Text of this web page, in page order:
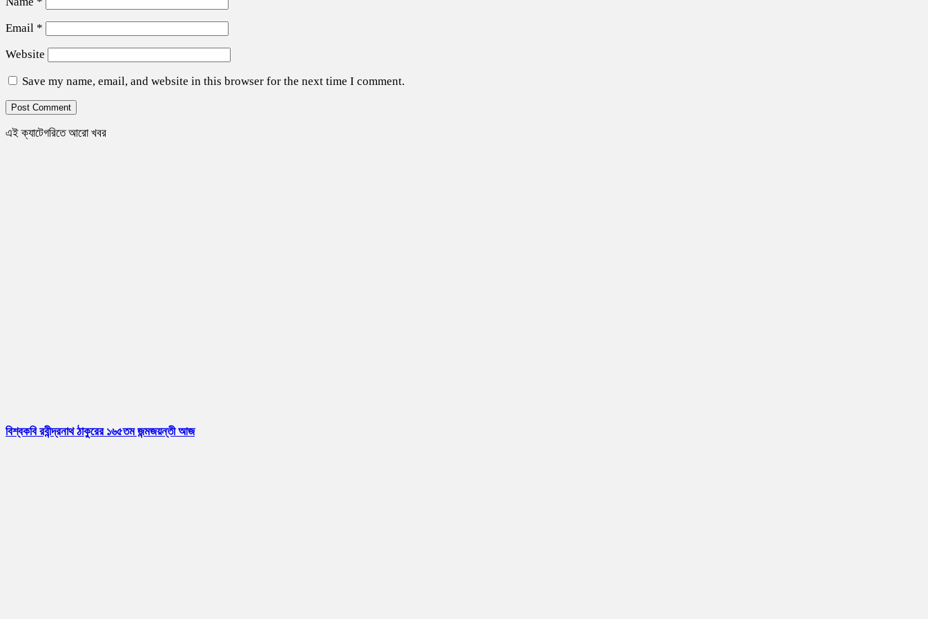
Email *
Website
Save my name, email, and website in this browser for the next time I comment.
এই ক্যাটেগরিতে আরো খবর
বিশ্বকবি রবীন্দ্রনাথ ঠাকুরের ১৬৫তম জন্মজয়ন্তী আজ